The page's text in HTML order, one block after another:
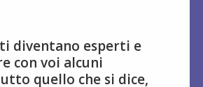
diventano esperti e
con voi alcuni
quello che si dice,